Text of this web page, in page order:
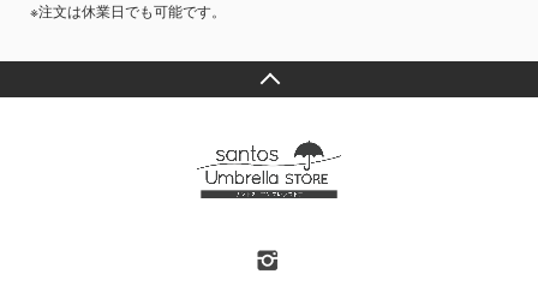
※注文は休業日でも可能です。